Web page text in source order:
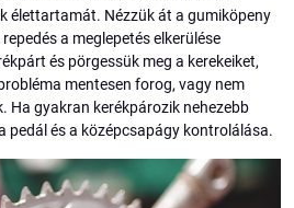
élettartamát. Nézzük át a gumiköpeny
a meglepetés elkerülése
és pörgessük meg a kerekeiket,
mentesen forog, vagy nem
Ha gyakran kerékpározik nehezebb
pedál és a középcsapágy kontrolálása.